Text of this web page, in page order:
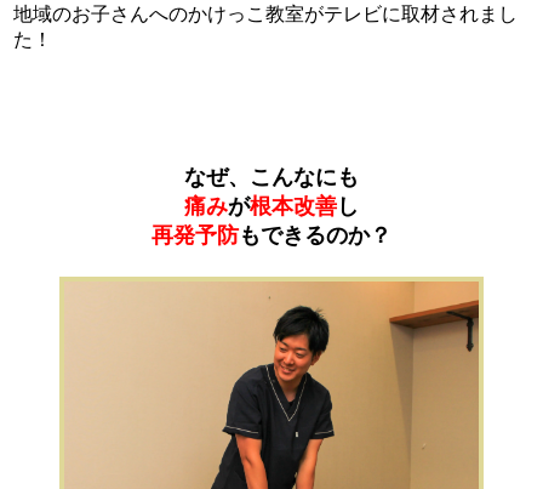
地域のお子さんへのかけっこ教室がテレビに取材されまし
た！
なぜ、こんなにも
痛みが根本改善 し
再発予防もできるのか？